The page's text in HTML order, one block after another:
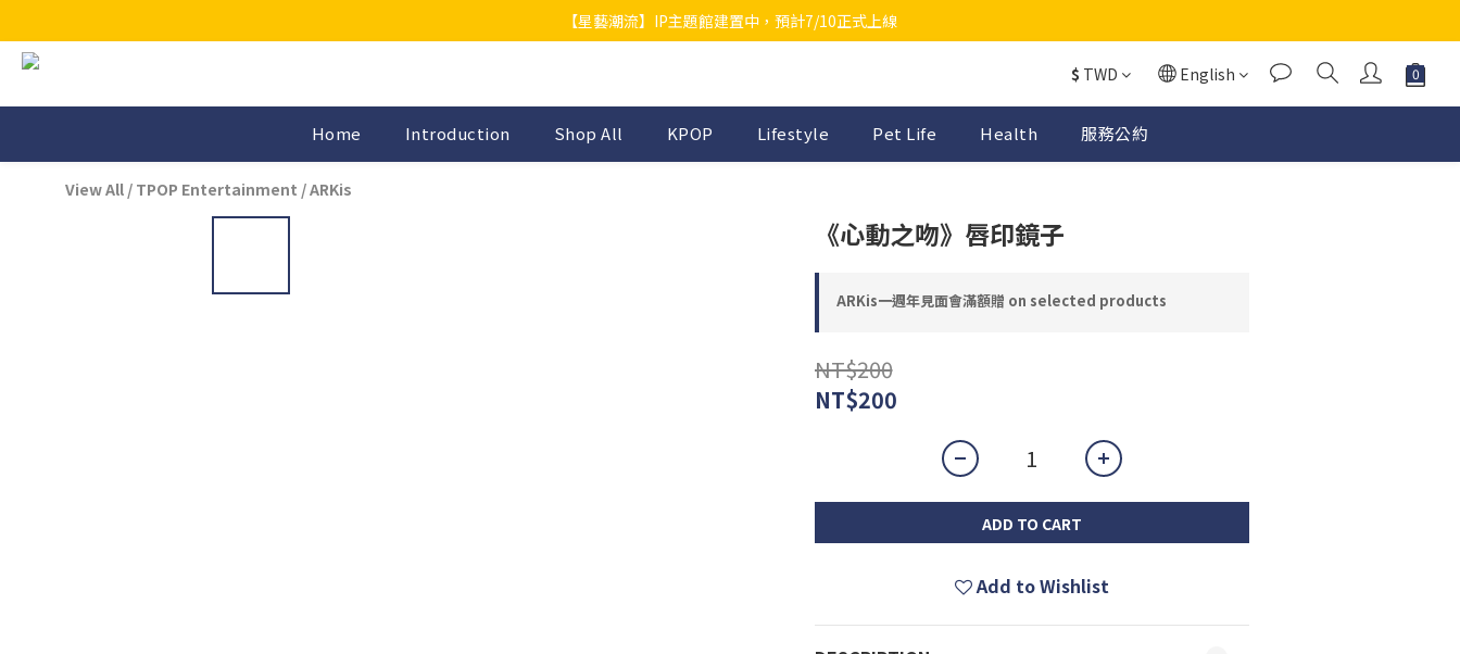
【星藝潮流】IP主題館建置中，預計7/10正式上線
$ TWD English
Home Introduction Shop All KPOP Lifestyle Pet Life Health 服務公約
View All / TPOP Entertainment /ARKis
《心動之吻》唇印鏡子
ARKis一週年見面會滿額贈 on selected products
NT$200
NT$200
ADD TO CART
Add to Wishlist